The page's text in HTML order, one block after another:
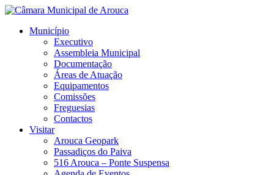
Município
Executivo
Assembleia Municipal
Documentação
Áreas de Atuação
Equipamentos
Comissões
Freguesias
Contactos
Visitar
Arouca Geopark
Passadiços do Paiva
516 Arouca – Ponte Suspensa